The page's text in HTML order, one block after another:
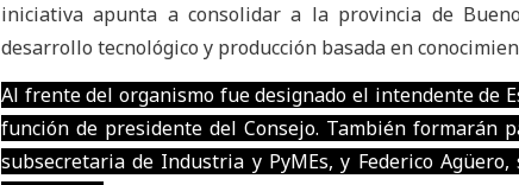
iniciativa apunta a consolidar a la provincia de
desarrollo tecnológico y producción basada en
Al frente del organismo fue designado el intendente de
función de presidente del Consejo. También formarán
subsecretaria de Industria y PyMEs, y Federico